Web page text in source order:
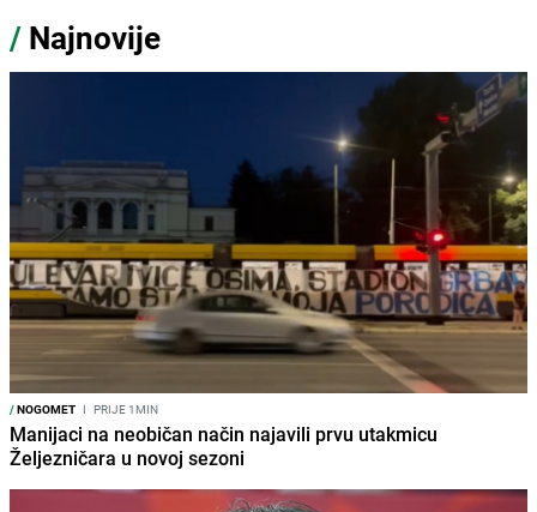
/ Najnovije
/NOGOMET I PRIJE 1MIN
Manijaci na neobičan način najavili prvu utakmicu
Željezničara u novoj sezoni